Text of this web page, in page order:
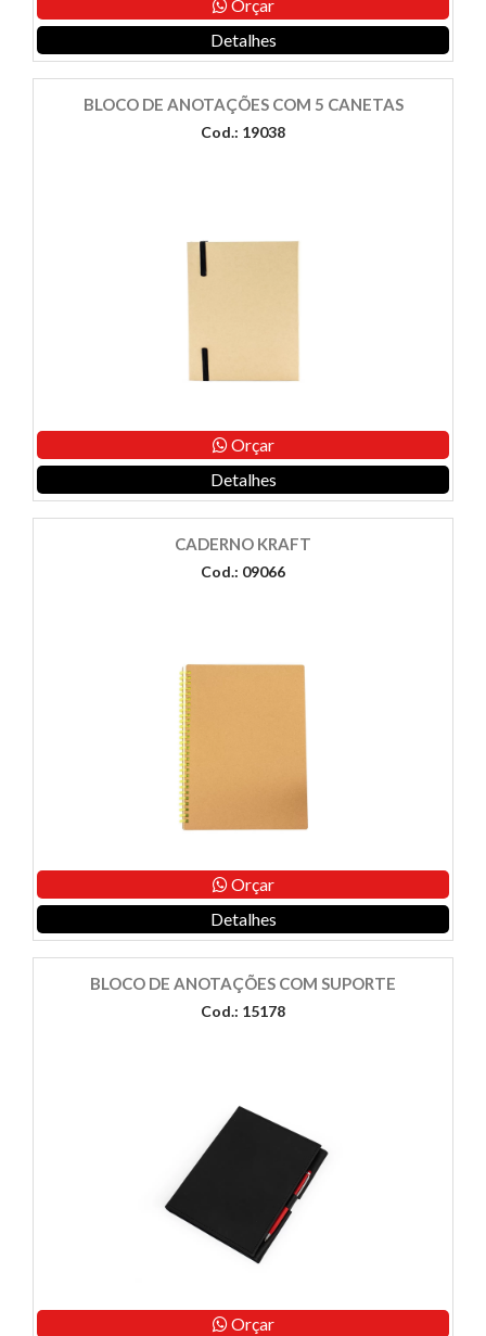
Orçar
Detalhes
BLOCO DE ANOTAÇÕES COM 5 CANETAS
Cod.: 19038
Orçar
Detalhes
CADERNO KRAFT
Cod.: 09066
Orçar
Detalhes
BLOCO DE ANOTAÇÕES COM SUPORTE
Cod.: 15178
Orçar